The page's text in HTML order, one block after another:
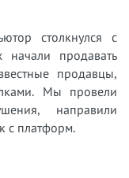
столкнулся с
продавать
продавцы,
Мы провели
направили
с платформ.